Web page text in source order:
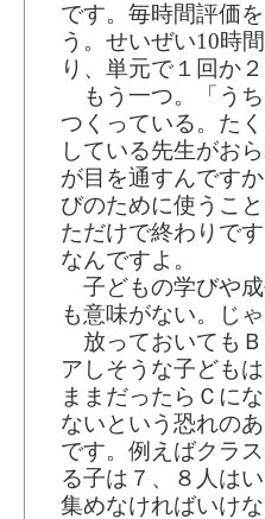
です。毎時間評価
う。せいぜい10時
り、単元で１回か
もう一つ。「う
つくっている。た
している先生がお
が目を通すんです
びのために使うこ
ただけで終わりで
なんですよ。
子どもの学びや
も意味がない。じ
放っておいても
アしそうな子ども
ままだったらＣに
ないという恐れの
です。例えばクラ
る子は７、８人は
集めなければいけ